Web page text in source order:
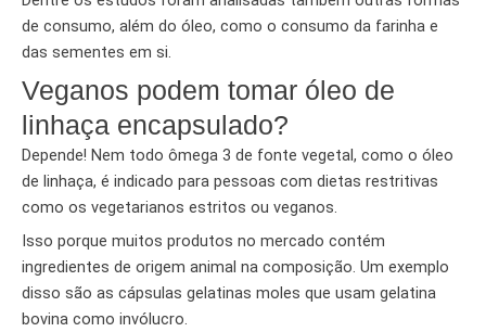
de consumo, além do óleo, como o consumo da farinha e
das sementes em si.
Veganos podem tomar óleo de
linhaça encapsulado?
Depende! Nem todo ômega 3 de fonte vegetal, como o óleo
de linhaça, é indicado para pessoas com dietas restritivas
como os vegetarianos estritos ou veganos.
Isso porque muitos produtos no mercado contém
ingredientes de origem animal na composição. Um exemplo
disso são as cápsulas gelatinas moles que usam gelatina
bovina como invólucro.